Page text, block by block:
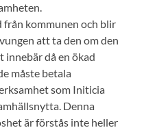
från kommunen och blir
att ta den om den
innebär då en ökad
måste betala
som Initicia
Denna
är förstås inte heller